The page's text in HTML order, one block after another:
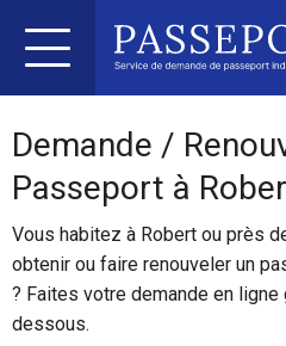
Demande /
Passeport à
Vous habitez à Robert ou près
obtenir ou faire renouveler un
? Faites votre demande en
dessous.